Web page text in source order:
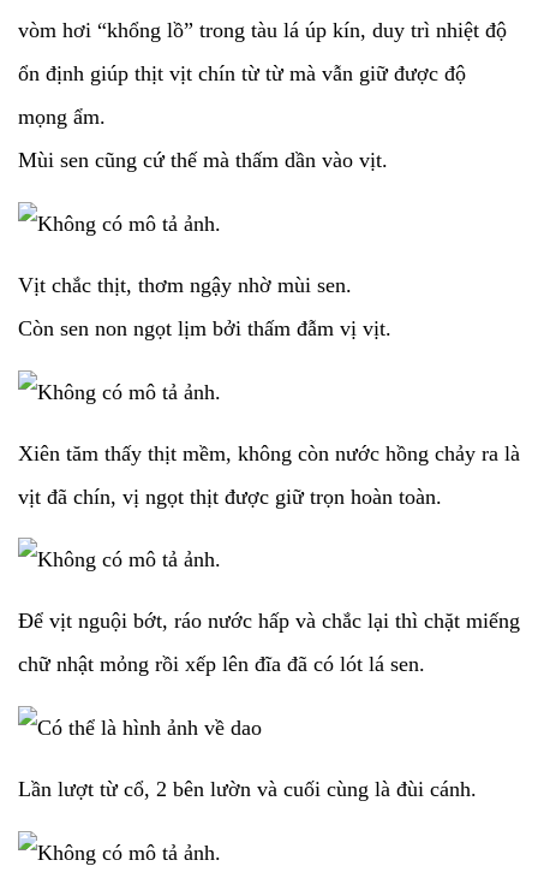
vòm hơi “khổng lồ” trong tàu lá úp kín, duy trì nhiệt độ
ổn định giúp thịt vịt chín từ từ mà vẫn giữ được độ
mọng ẩm.
Mùi sen cũng cứ thế mà thấm dần vào vịt.
Vịt chắc thịt, thơm ngậy nhờ mùi sen.
Còn sen non ngọt lịm bởi thấm đẫm vị vịt.
Xiên tăm thấy thịt mềm, không còn nước hồng chảy ra là
vịt đã chín, vị ngọt thịt được giữ trọn hoàn toàn.
Để vịt nguội bớt, ráo nước hấp và chắc lại thì chặt miếng
chữ nhật mỏng rồi xếp lên đĩa đã có lót lá sen.
Lần lượt từ cổ, 2 bên lườn và cuối cùng là đùi cánh.